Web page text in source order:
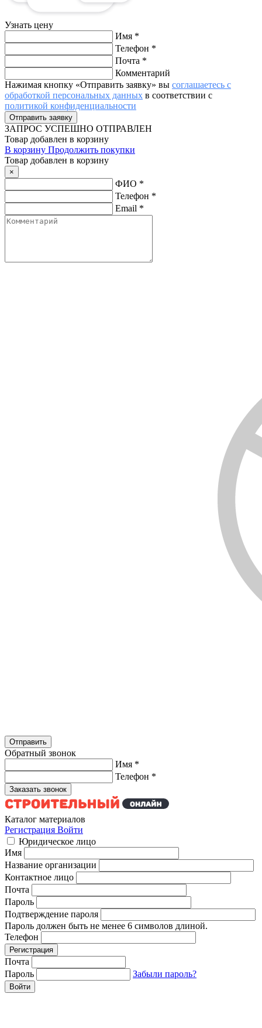
Узнать цену
Имя *
Телефон *
Почта *
Комментарий
Нажимая кнопку «Отправить заявку» вы соглашаетесь с
обработкой персональных данных в соответствии с
политикой конфиденциальности
ЗАПРОС УСПЕШНО ОТПРАВЛЕН
Товар добавлен в корзину
В корзину Продолжить покупки
Товар добавлен в корзину
×
ФИО *
Телефон *
Email *
Обратный звонок
Имя *
Телефон *
Каталог материалов
Регистрация Войти
Юридическое лицо
Имя
Название организации
Контактное лицо
Почта
Пароль
Подтверждение пароля
Пароль должен быть не менее 6 символов длиной.
Телефон
Почта
Пароль
Забыли пароль?